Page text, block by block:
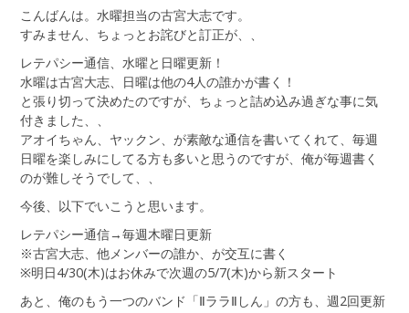
こんばんは。水曜担当の古宮大志です。
すみません、ちょっとお詫びと訂正が、、
レテパシー通信、水曜と日曜更新！
水曜は古宮大志、日曜は他の4人の誰かが書く！
と張り切って決めたのですが、ちょっと詰め込み過ぎな事に気
付きました、、
アオイちゃん、ヤックン、が素敵な通信を書いてくれて、毎週
日曜を楽しみにしてる方も多いと思うのですが、俺が毎週書く
のが難しそうでして、、
今後、以下でいこうと思います。
レテパシー通信→毎週木曜日更新
※古宮大志、他メンバーの誰か、が交互に書く
※明日4/30(木)はお休みで次週の5/7(木)から新スタート
あと、俺のもう一つのバンド「ⅡララⅡしん」の方も、週2回更新